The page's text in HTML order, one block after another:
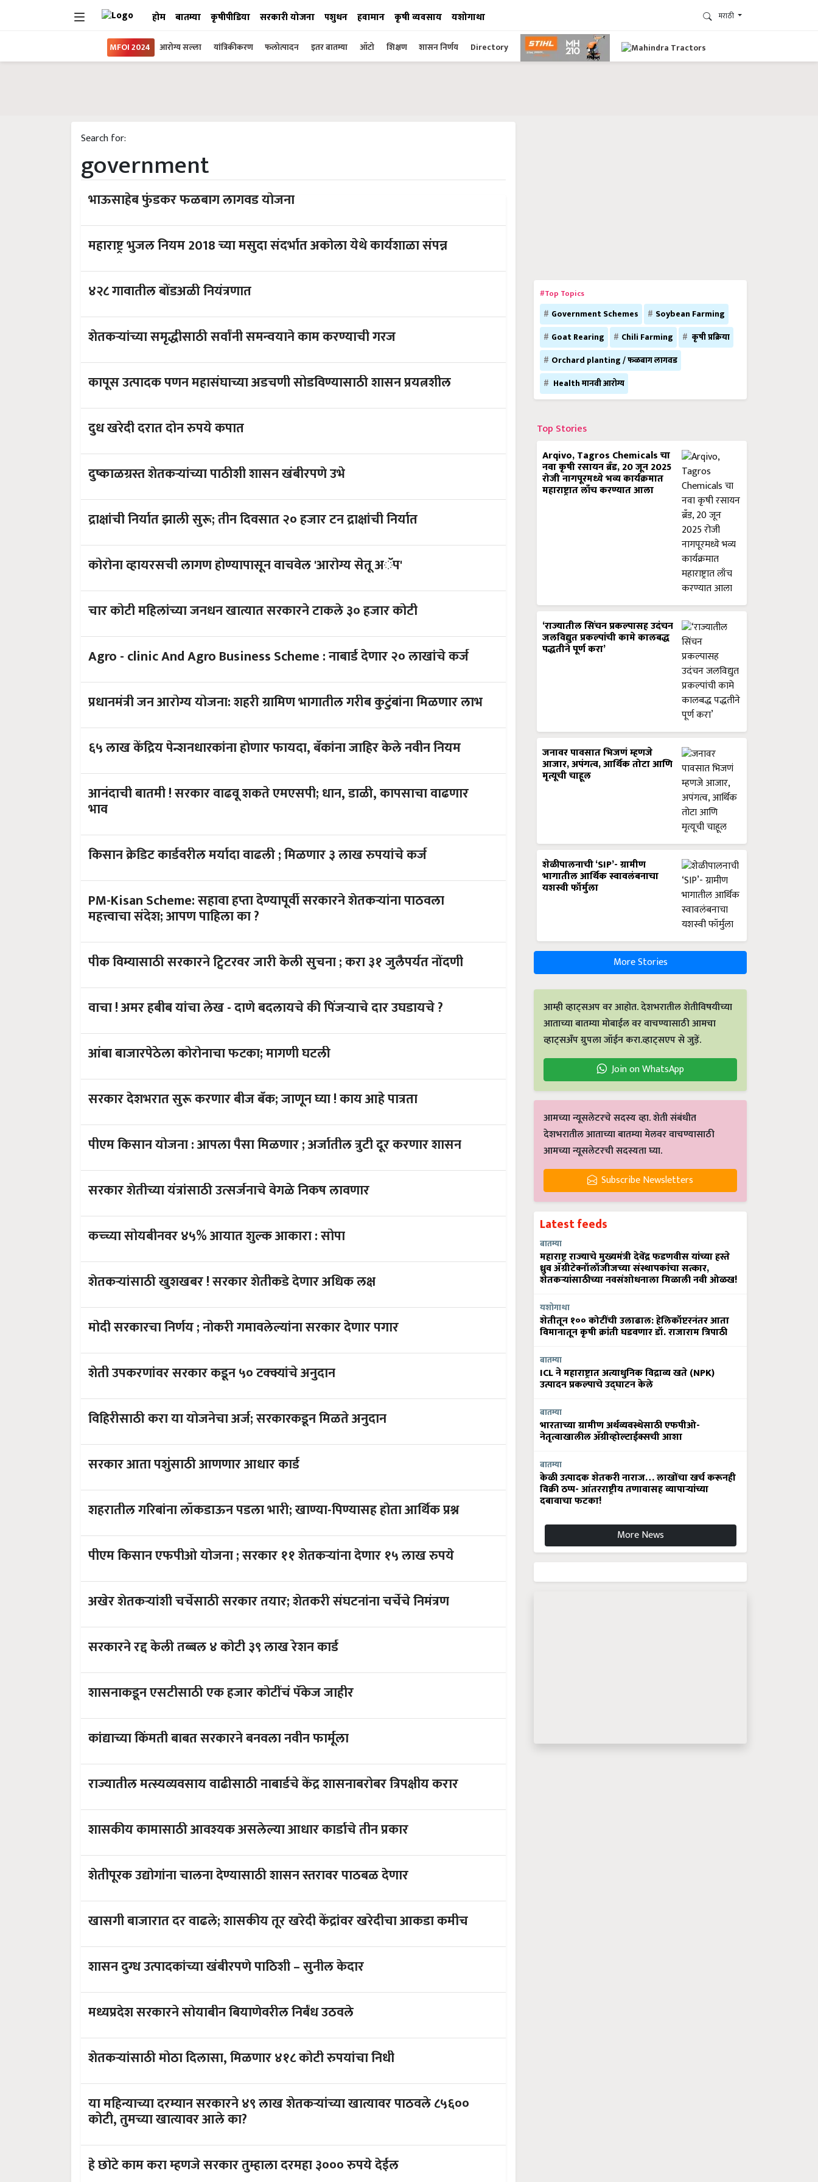
होम बातम्या कृषीपीडिया सरकारी योजना पशुधन हवामान कृषी व्यवसाय यशोगाथा मराठी
MFOI 2024 आरोग्य सल्ला यांत्रिकीकरण फलोत्पादन इतर बातम्या ऑटो शिक्षण शासन निर्णय Directory
Search for:
government
भाऊसाहेब फुंडकर फळबाग लागवड योजना
महाराष्ट्र भुजल नियम 2018 च्या मसुदा संदर्भात अकोला येथे कार्यशाळा संपन्न
४२८ गावातील बोंडअळी नियंत्रणात
शेतकऱ्यांच्या समृद्धीसाठी सर्वांनी समन्वयाने काम करण्याची गरज
कापूस उत्पादक पणन महासंघाच्या अडचणी सोडविण्यासाठी शासन प्रयत्नशील
दुध खरेदी दरात दोन रुपये कपात
दुष्काळग्रस्त शेतकऱ्यांच्या पाठीशी शासन खंबीरपणे उभे
द्राक्षांची निर्यात झाली सुरू; तीन दिवसात २० हजार टन द्राक्षांची निर्यात
कोरोना व्हायरसची लागण होण्यापासून वाचवेल 'आरोग्य सेतू अॅप'
चार कोटी महिलांच्या जनधन खात्यात सरकारने टाकले ३० हजार कोटी
Agro - clinic And Agro Business Scheme : नाबार्ड देणार २० लाखांचे कर्ज
प्रधानमंत्री जन आरोग्य योजना: शहरी ग्रामिण भागातील गरीब कुटुंबांना मिळणार लाभ
६५ लाख केंद्रिय पेन्शनधारकांना होणार फायदा, बँकांना जाहिर केले नवीन नियम
आनंदाची बातमी ! सरकार वाढवू शकते एमएसपी; धान, डाळी, कापसाचा वाढणार
भाव
किसान क्रेडिट कार्डवरील मर्यादा वाढली ; मिळणार ३ लाख रुपयांचे कर्ज
PM-Kisan Scheme: सहावा हप्ता देण्यापूर्वी सरकारने शेतकऱ्यांना पाठवला
महत्त्वाचा संदेश; आपण पाहिला का ?
पीक विम्यासाठी सरकारने ट्विटरवर जारी केली सुचना ; करा ३१ जुलैपर्यत नोंदणी
वाचा ! अमर हबीब यांचा लेख - दाणे बदलायचे की पिंजऱ्याचे दार उघडायचे ?
आंबा बाजारपेठेला कोरोनाचा फटका; मागणी घटली
सरकार देशभरात सुरू करणार बीज बँक; जाणून घ्या ! काय आहे पात्रता
पीएम किसान योजना : आपला पैसा मिळणार ; अर्जातील त्रुटी दूर करणार शासन
सरकार शेतीच्या यंत्रांसाठी उत्सर्जनाचे वेगळे निकष लावणार
कच्च्या सोयबीनवर ४५% आयात शुल्क आकारा : सोपा
शेतकऱ्यांसाठी खुशखबर ! सरकार शेतीकडे देणार अधिक लक्ष
मोदी सरकारचा निर्णय ; नोकरी गमावलेल्यांना सरकार देणार पगार
शेती उपकरणांवर सरकार कडून ५० टक्क्यांचे अनुदान
विहिरीसाठी करा या योजनेचा अर्ज; सरकारकडून मिळते अनुदान
सरकार आता पशुंसाठी आणणार आधार कार्ड
शहरातील गरिबांना लॉकडाऊन पडला भारी; खाण्या-पिण्यासह होता आर्थिक प्रश्न
पीएम किसान एफपीओ योजना ; सरकार ११ शेतकऱ्यांना देणार १५ लाख रुपये
अखेर शेतकऱ्यांशी चर्चेसाठी सरकार तयार; शेतकरी संघटनांना चर्चेचे निमंत्रण
सरकारने रद्द केली तब्बल ४ कोटी ३९ लाख रेशन कार्ड
शासनाकडून एसटीसाठी एक हजार कोटींचं पॅकेज जाहीर
कांद्याच्या किंमती बाबत सरकारने बनवला नवीन फार्मूला
राज्यातील मत्स्यव्यवसाय वाढीसाठी नाबार्डचे केंद्र शासनाबरोबर त्रिपक्षीय करार
शासकीय कामासाठी आवश्यक असलेल्या आधार कार्डाचे तीन प्रकार
शेतीपूरक उद्योगांना चालना देण्यासाठी शासन स्तरावर पाठबळ देणार
खासगी बाजारात दर वाढले; शासकीय तूर खरेदी केंद्रांवर खरेदीचा आकडा कमीच
शासन दुग्ध उत्पादकांच्या खंबीरपणे पाठिशी – सुनील केदार
मध्यप्रदेश सरकारने सोयाबीन बियाणेवरील निर्बंध उठवले
शेतकऱ्यांसाठी मोठा दिलासा, मिळणार ४१८ कोटी रुपयांचा निधी
या महिन्याच्या दरम्यान सरकारने ४९ लाख शेतकऱ्यांच्या खात्यावर पाठवले ८५६००
कोटी, तुमच्या खात्यावर आले का?
हे छोटे काम करा म्हणजे सरकार तुम्हाला दरमहा ३००० रुपये देईल
#Top Topics
Government Schemes
Soybean Farming
Goat Rearing
Chili Farming
कृषी प्रक्रिया
Orchard planting / फळबाग लागवड
Health मानवी आरोग्य
Top Stories
Arqivo, Tagros Chemicals चा
नवा कृषी रसायन ब्रँड, 20 जून 2025
रोजी नागपूरमध्ये भव्य कार्यक्रमात
महाराष्ट्रात लाँच करण्यात आला
‘राज्यातील सिंचन प्रकल्पासह उदंचन
जलविद्युत प्रकल्पांची कामे कालबद्ध
पद्धतीने पूर्ण करा’
जनावर पावसात भिजणं म्हणजे
आजार, अपंगत्व, आर्थिक तोटा आणि
मृत्यूची चाहूल
शेळीपालनाची ‘SIP’- ग्रामीण
भागातील आर्थिक स्वावलंबनाचा
यशस्वी फॉर्मुला
More Stories
आम्ही व्हाट्सअप वर आहोत. देशभरातील शेतीविषयीच्या
आताच्या बातम्या मोबाईल वर वाचण्यासाठी आमचा
व्हाट्सअँप ग्रुपला जॉईन करा.व्हाट्सएप से जुड़ें.
Join on WhatsApp
आमच्या न्यूसलेटरचे सदस्य व्हा. शेती संबंधीत
देशभरातील आताच्या बातम्या मेलवर वाचण्यासाठी
आमच्या न्यूसलेटरची सदस्यता घ्या.
Subscribe Newsletters
Latest feeds
बातम्या
महाराष्ट्र राज्याचे मुख्यमंत्री देवेंद्र फडणवीस यांच्या हस्ते
ध्रुव ॲग्रीटेक्नॉलॉजीजच्या संस्थापकांचा सत्कार,
शेतकऱ्यांसाठीच्या नवसंशोधनाला मिळाली नवी ओळख!
यशोगाथा
शेतीतून १०० कोटींची उलाढाल: हेलिकॉप्टरनंतर आता
विमानातून कृषी क्रांती घडवणार डॉ. राजाराम त्रिपाठी
बातम्या
ICL ने महाराष्ट्रात अत्याधुनिक विद्राव्य खते (NPK)
उत्पादन प्रकल्पाचे उद्घाटन केले
बातम्या
भारताच्या ग्रामीण अर्थव्यवस्थेसाठी एफपीओ-
नेतृत्वाखालील अ‍ॅग्रीव्होल्टाईक्सची आशा
बातम्या
केळी उत्पादक शेतकरी नाराज… लाखोंचा खर्च करूनही
विक्री ठप्प- आंतरराष्ट्रीय तणावासह व्यापाऱ्यांच्या
दबावाचा फटका!
More News